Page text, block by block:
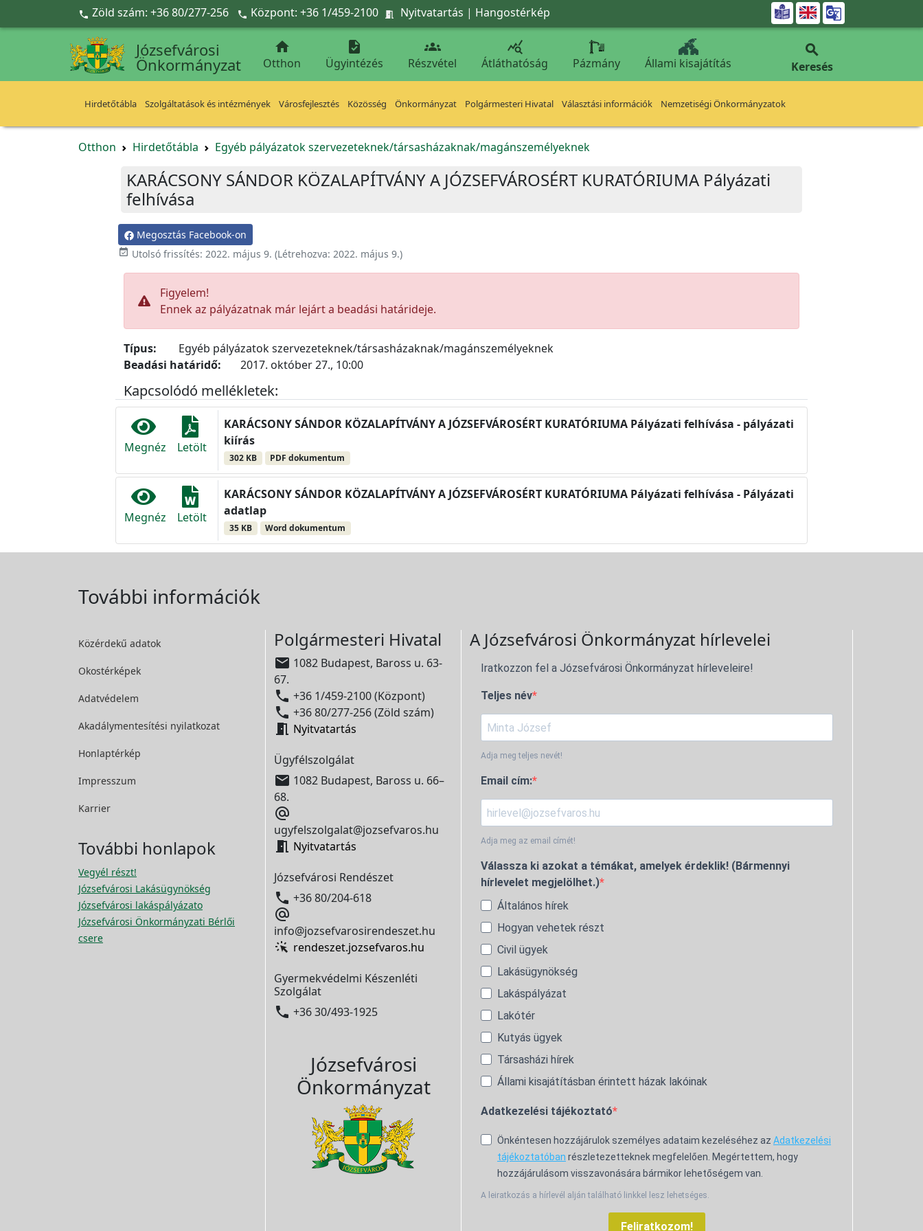
Ugrás a fő tartalomra
 Zöld szám: +36 80/277-256  Központ: +36 1/459-2100  Nyitvatartás | Hangostérkép 
Józsefvárosi
Önkormányzat

Otthon

Ügyintézés

Részvétel

Átláthatóság Pázmány Állami kisajátítás

Keresés
Hirdetőtábla Szolgáltatások és intézmények Városfejlesztés Közösség Önkormányzat Polgármesteri Hivatal Választási információk Nemzetiségi Önkormányzatok
Otthon Hirdetőtábla Egyéb pályázatok szervezeteknek/társasházaknak/magánszemélyeknek
KARÁCSONY SÁNDOR KÖZALAPÍTVÁNY A JÓZSEFVÁROSÉRT KURATÓRIUMA Pályázati
felhívása
Megosztás Facebook-on
 Utolsó frissítés: 2022. május 9. (Létrehozva: 2022. május 9.)
Figyelem!
Ennek az pályázatnak már lejárt a beadási határideje.
Típus:
Egyéb pályázatok szervezeteknek/társasházaknak/magánszemélyeknek
Beadási határidő:
2017. október 27., 10:00
Kapcsolódó mellékletek:
Megnéz Letölt
KARÁCSONY SÁNDOR KÖZALAPÍTVÁNY A JÓZSEFVÁROSÉRT KURATÓRIUMA Pályázati felhívása - pályázati
kiírás
302 KB PDF dokumentum
Megnéz Letölt
KARÁCSONY SÁNDOR KÖZALAPÍTVÁNY A JÓZSEFVÁROSÉRT KURATÓRIUMA Pályázati felhívása - Pályázati
adatlap
35 KB Word dokumentum
További információk
Közérdekű adatok
Okostérképek
Adatvédelem
Akadálymentesítési nyilatkozat
Honlaptérkép
Impresszum
Karrier
További honlapok
Vegyél részt!
Józsefvárosi Lakásügynökség
Józsefvárosi lakáspályázato
Józsefvárosi Önkormányzati Bérlői
csere
Polgármesteri Hivatal
 1082 Budapest, Baross u. 63-
67.
 +36 1/459-2100 (Központ)
 +36 80/277-256 (Zöld szám)
 Nyitvatartás
Ügyfélszolgálat
 1082 Budapest, Baross u. 66–
68.

ugyfelszolgalat@jozsefvaros.hu
 Nyitvatartás
Józsefvárosi Rendészet
 +36 80/204-618

info@jozsefvarosirendeszet.hu
rendeszet.jozsefvaros.hu
Gyermekvédelmi Készenléti
Szolgálat
 +36 30/493-1925
Józsefvárosi
Önkormányzat
A Józsefvárosi Önkormányzat hírlevelei
Iratkozzon fel a Józsefvárosi Önkormányzat hírleveleire!
Teljes név
Adja meg teljes nevét!
Email cím:
Adja meg az email címét!
Válassza ki azokat a témákat, amelyek érdeklik! (Bármennyi
hírlevelet megjelölhet.)
Általános hírek
Hogyan vehetek részt
Civil ügyek
Lakásügynökség
Lakáspályázat
Lakótér
Kutyás ügyek
Társasházi hírek
Állami kisajátításban érintett házak lakóinak
Adatkezelési tájékoztató
Önkéntesen hozzájárulok személyes adataim kezeléséhez az Adatkezelési
tájékoztatóban részletezetteknek megfelelően. Megértettem, hogy
hozzájárulásom visszavonására bármikor lehetőségem van.
A leiratkozás a hírlevél alján található linkkel lesz lehetséges.
Feliratkozom!